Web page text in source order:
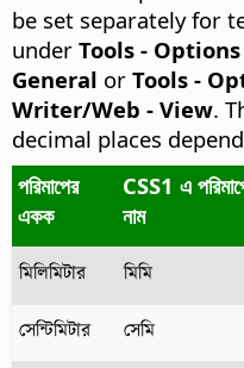
be set separately for
under Tools - Options
General or Tools -
Writer/Web - View.
decimal places
পরিমাপের
একক
CSS1 এ
নাম
মিলিমিটার
মিমি
সেন্টিমিটার
সেমি